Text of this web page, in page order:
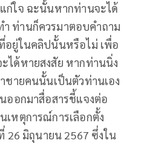
ก่ใจ ฉะนั้นหากท่านจะได้
ท่านก็ควรมาตอบคำถาม
อยู่ในคลิปนั้นหรือไม่ เพื่อ
ได้หายสงสัย หากท่านนิ่ง
ชายคนนั้นเป็นตัวท่านเอง
ออกมาสื่อสารชี้แจงต่อ
เหตุการณ์การเลือกตั้ง
26 มิถุนายน 2567 ซึ่งใน